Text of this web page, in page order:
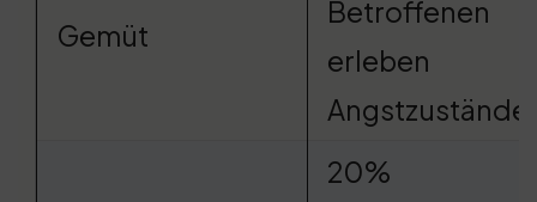
Gemüt
Betroffenen
erleben
Angstzustände
20%